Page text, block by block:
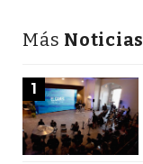
Más Noticias
1